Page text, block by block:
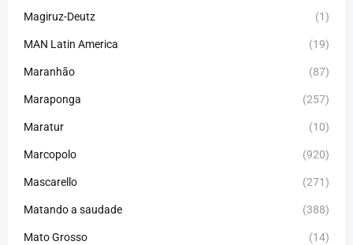
Magiruz-Deutz (1)
MAN Latin America (19)
Maranhão (87)
Maraponga (257)
Maratur (10)
Marcopolo (920)
Mascarello (271)
Matando a saudade (388)
Mato Grosso (14)